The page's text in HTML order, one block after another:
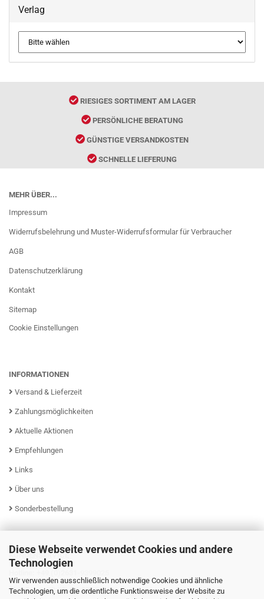
Diese Webseite verwendet Cookies und andere
Technologien
Wir verwenden ausschließlich notwendige Cookies und ähnliche
Technologien, um die ordentliche Funktionsweise der Website zu
Verlag
RIESIGES SORTIMENT AM LAGER
PERSÖNLICHE BERATUNG
GÜNSTIGE VERSANDKOSTEN
SCHNELLE LIEFERUNG
MEHR ÜBER...
Impressum
Widerrufsbelehrung und Muster-Widerrufsformular für Verbraucher
AGB
Datenschutzerklärung
Kontakt
Sitemap
Cookie Einstellungen
INFORMATIONEN
Versand & Lieferzeit
Zahlungsmöglichkeiten
Aktuelle Aktionen
Empfehlungen
Links
Über uns
Sonderbestellung
KUNDENSERVICE
Mo - Fr von 08:00 - 16:00 Uhr